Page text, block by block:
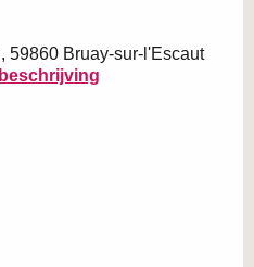
59860 Bruay-sur-l'Escaut